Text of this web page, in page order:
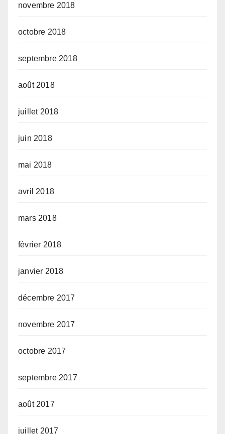
novembre 2018
octobre 2018
septembre 2018
août 2018
juillet 2018
juin 2018
mai 2018
avril 2018
mars 2018
février 2018
janvier 2018
décembre 2017
novembre 2017
octobre 2017
septembre 2017
août 2017
juillet 2017